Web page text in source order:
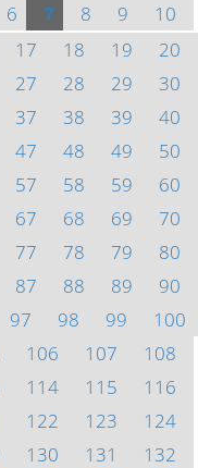
6 7 8 9
10
17 18 19
20
27 28 29
30
37 38 39
40
47 48 49
50
57 58 59
60
67 68 69
70
77 78 79
80
87 88 89
90
97 98 99
100
106 107
108
114 115
116
122 123
124
130 131
132